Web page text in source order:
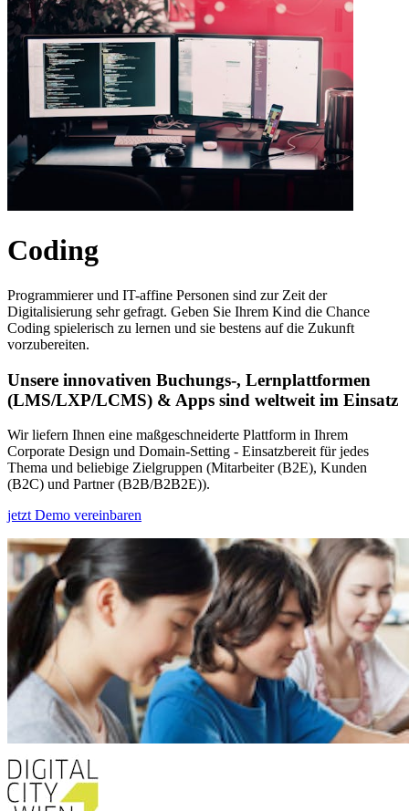
Coding
Programmierer und IT-affine Personen sind zur Zeit der
Digitalisierung sehr gefragt. Geben Sie Ihrem Kind die Chance
Coding spielerisch zu lernen und sie bestens auf die Zukunft
vorzubereiten.
Unsere innovativen Buchungs-, Lernplattformen
(LMS/LXP/LCMS) & Apps sind weltweit im Einsatz
Wir liefern Ihnen eine maßgeschneiderte Plattform in Ihrem
Corporate Design und Domain-Setting - Einsatzbereit für jedes
Thema und beliebige Zielgruppen (Mitarbeiter (B2E), Kunden
(B2C) und Partner (B2B/B2B2E)).
jetzt Demo vereinbaren